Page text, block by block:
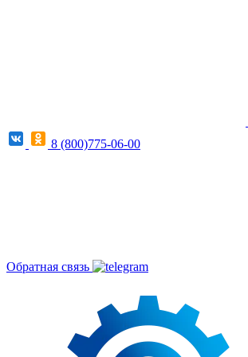
8 (800)775-06-00
Обратная связь